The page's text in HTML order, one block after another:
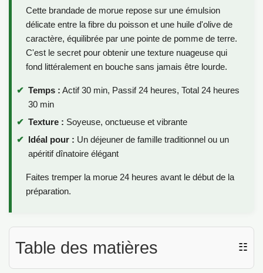
Cette brandade de morue repose sur une émulsion
délicate entre la fibre du poisson et une huile d'olive de
caractère, équilibrée par une pointe de pomme de terre.
C'est le secret pour obtenir une texture nuageuse qui
fond littéralement en bouche sans jamais être lourde.
Temps : Actif 30 min, Passif 24 heures, Total 24 heures
30 min
Texture : Soyeuse, onctueuse et vibrante
Idéal pour : Un déjeuner de famille traditionnel ou un
apéritif dînatoire élégant
Faites tremper la morue 24 heures avant le début de la
préparation.
Table des matières ☷